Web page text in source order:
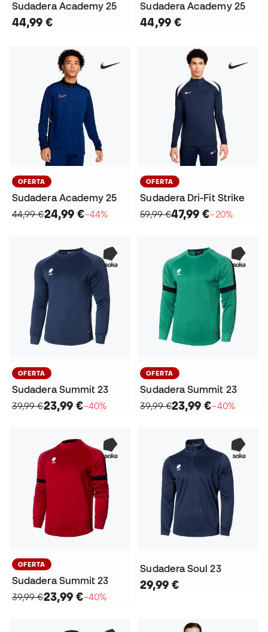
Sudadera Academy 25
44,99 €
Sudadera Academy 25
44,99 €
OFERTA
Sudadera Academy 25
44,99 €24,99 €−44%
OFERTA
Sudadera Dri-Fit Strike
59,99 €47,99 €−20%
OFERTA
Sudadera Summit 23
39,99 €23,99 €−40%
OFERTA
Sudadera Summit 23
39,99 €23,99 €−40%
OFERTA
Sudadera Summit 23
39,99 €23,99 €−40%
Sudadera Soul 23
29,99 €